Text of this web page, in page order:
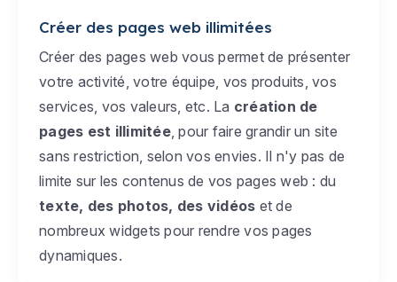
Créer des pages web illimitées
Créer des pages web vous permet de présenter
votre activité, votre équipe, vos produits, vos
services, vos valeurs, etc. La création de
pages est illimitée, pour faire grandir un site
sans restriction, selon vos envies. Il n'y pas de
limite sur les contenus de vos pages web : du
texte, des photos, des vidéos et de
nombreux widgets pour rendre vos pages
dynamiques.